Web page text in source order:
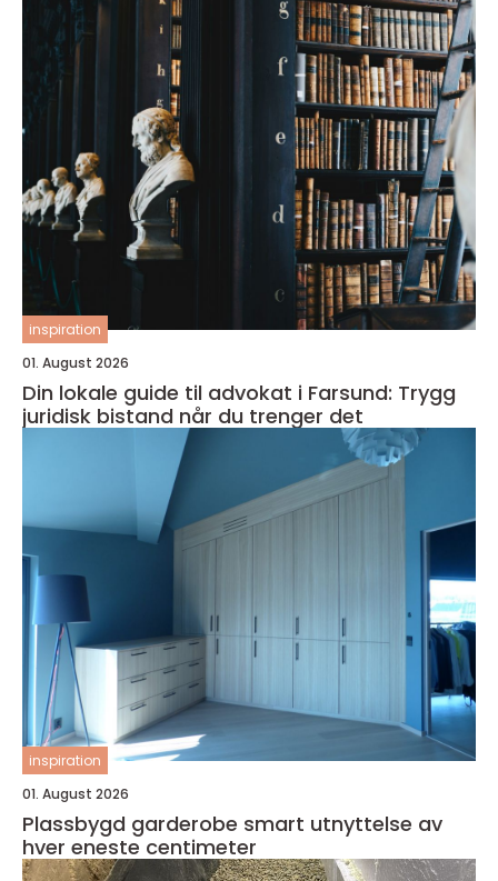
inspiration
01. August 2026
Din lokale guide til advokat i Farsund: Trygg
juridisk bistand når du trenger det
inspiration
01. August 2026
Plassbygd garderobe smart utnyttelse av
hver eneste centimeter